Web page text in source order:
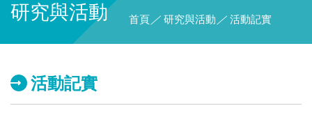
研究與活動 首頁 ／ 研究與活動 ／ 活動記實
活動記實